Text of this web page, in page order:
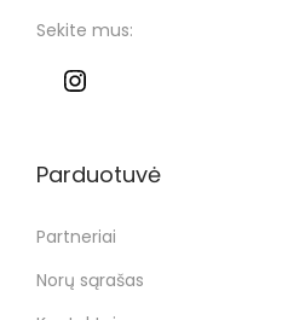
Sekite mus:
Parduotuvė
Partneriai
Norų sąrašas